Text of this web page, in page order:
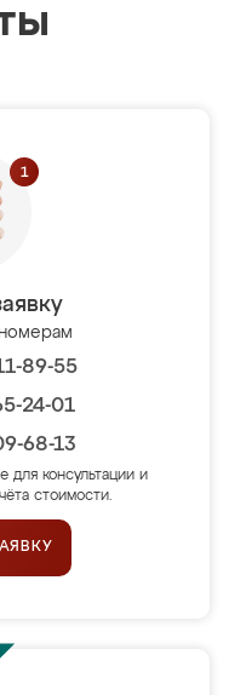
89-55
24-01
68-13
для консультации и
стоимости.